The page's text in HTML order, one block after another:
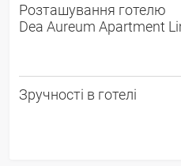
Розташування готелю
Dea Aureum Apartment Limassol
Зручності в готелі